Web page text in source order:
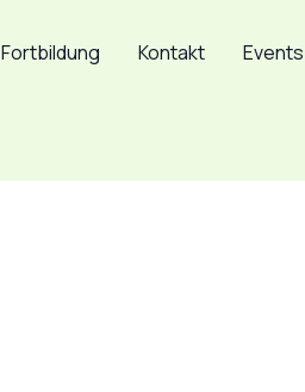
Fortbildung Kontakt Events